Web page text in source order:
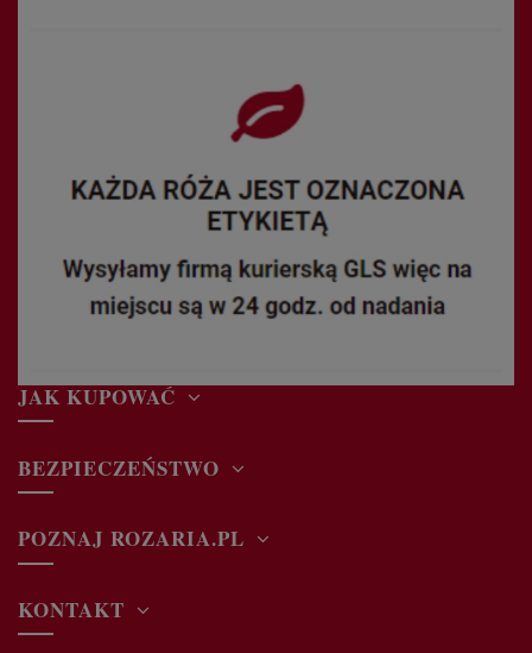
JAK KUPOWAĆ
BEZPIECZEŃSTWO
POZNAJ ROZARIA.PL
KONTAKT